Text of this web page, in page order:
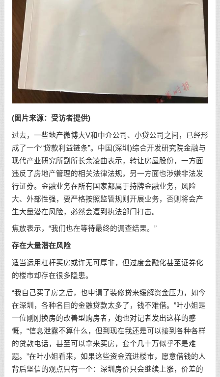
(图片来源：受访者提供)
过去，一些地产微博大V和中介公司、小贷公司之间，已经形
成了一个“贷款利益链条”。中国(深圳)综合开发研究院金融与
现代产业研究所副所长余凌曲表示，转让房屋股份，一方面
违反了房地产管理的相关法律法规，另一方面也涉嫌非法发
行证券。金融业务在所有国家都属于持牌金融业务，风险
大、外部性强，要严格按照监管规则开展业务，否则将会产
生大量潜在风险，必然会遭到执法部门打击。
焦放表示，“我们也在等待最终的调查结果。”
存在大量潜在风险
适当运用杠杆买房或许无可厚非，但过度金融化甚至证券化
的楼市却存在很多隐患。
“我自己买了房之后，也申请了装修贷来缓解资金压力，如今
在深圳，各种名目的金融贷款太多了，钱不难借。”叶小姐是
一位刚刚换房的改善型购房者，她也对记者发出这样的感
慨，“信息泄露不算什么，但到现在我还是可以接到各种各样
的贷款电话，甚至可以拿来买房，套个几十万似乎不是难
题。”在叶小姐看来，如果这些资金流进楼市，愿意借钱的人
背后坚信的观点只有一个：深圳房价只会继续上涨，价差的